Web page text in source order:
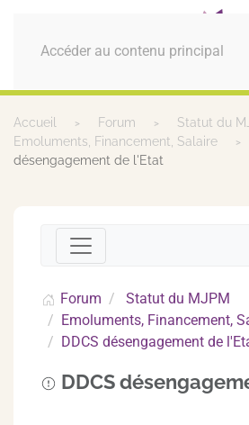
Accéder au contenu principal
MENU
Accueil Forum
Statut du
Emoluments, Financement, Salaire
désengagement de l'Etat
Forum
Statut du MJPM
Emoluments, Financement,
DDCS désengagement de
DDCS